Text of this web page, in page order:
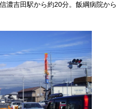
濃吉田駅から約20分。 飯綱病院から